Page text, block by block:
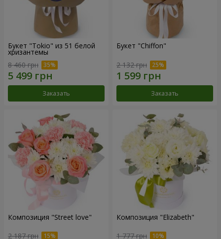
Букет "Tokio" из 51 белой
хризантемы
8 460 грн
Заказать
Букет "Chiffon"
2 132 грн
Заказать
Композиция "Street love"
2 187 грн
Композиция "Elizabeth"
1 777 грн